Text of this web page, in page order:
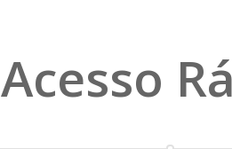
Acesso